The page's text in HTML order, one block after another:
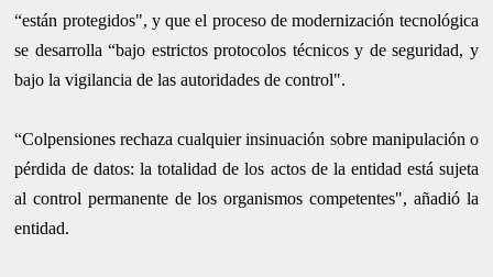
“están protegidos", y que el proceso de modernización tecnológica
se desarrolla “bajo estrictos protocolos técnicos y de seguridad, y
bajo la vigilancia de las autoridades de control".
“Colpensiones rechaza cualquier insinuación sobre manipulación o
pérdida de datos: la totalidad de los actos de la entidad está sujeta
al control permanente de los organismos competentes", añadió la
entidad.